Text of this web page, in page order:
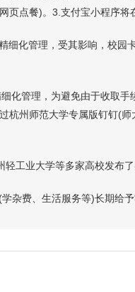
点餐)。3.支付宝小程序将
管理，受其影响，校园
管理，为避免由于收取手
州师范大学专属版钉钉(
业大学等多家高校发布了
费、生活服务等)长期给